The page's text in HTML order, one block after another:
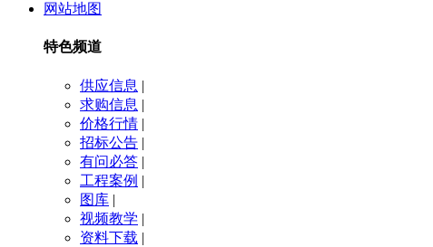
网站地图
特色频道
供应信息 |
求购信息 |
价格行情 |
招标公告 |
有问必答 |
工程案例 |
图库 |
视频教学 |
资料下载 |